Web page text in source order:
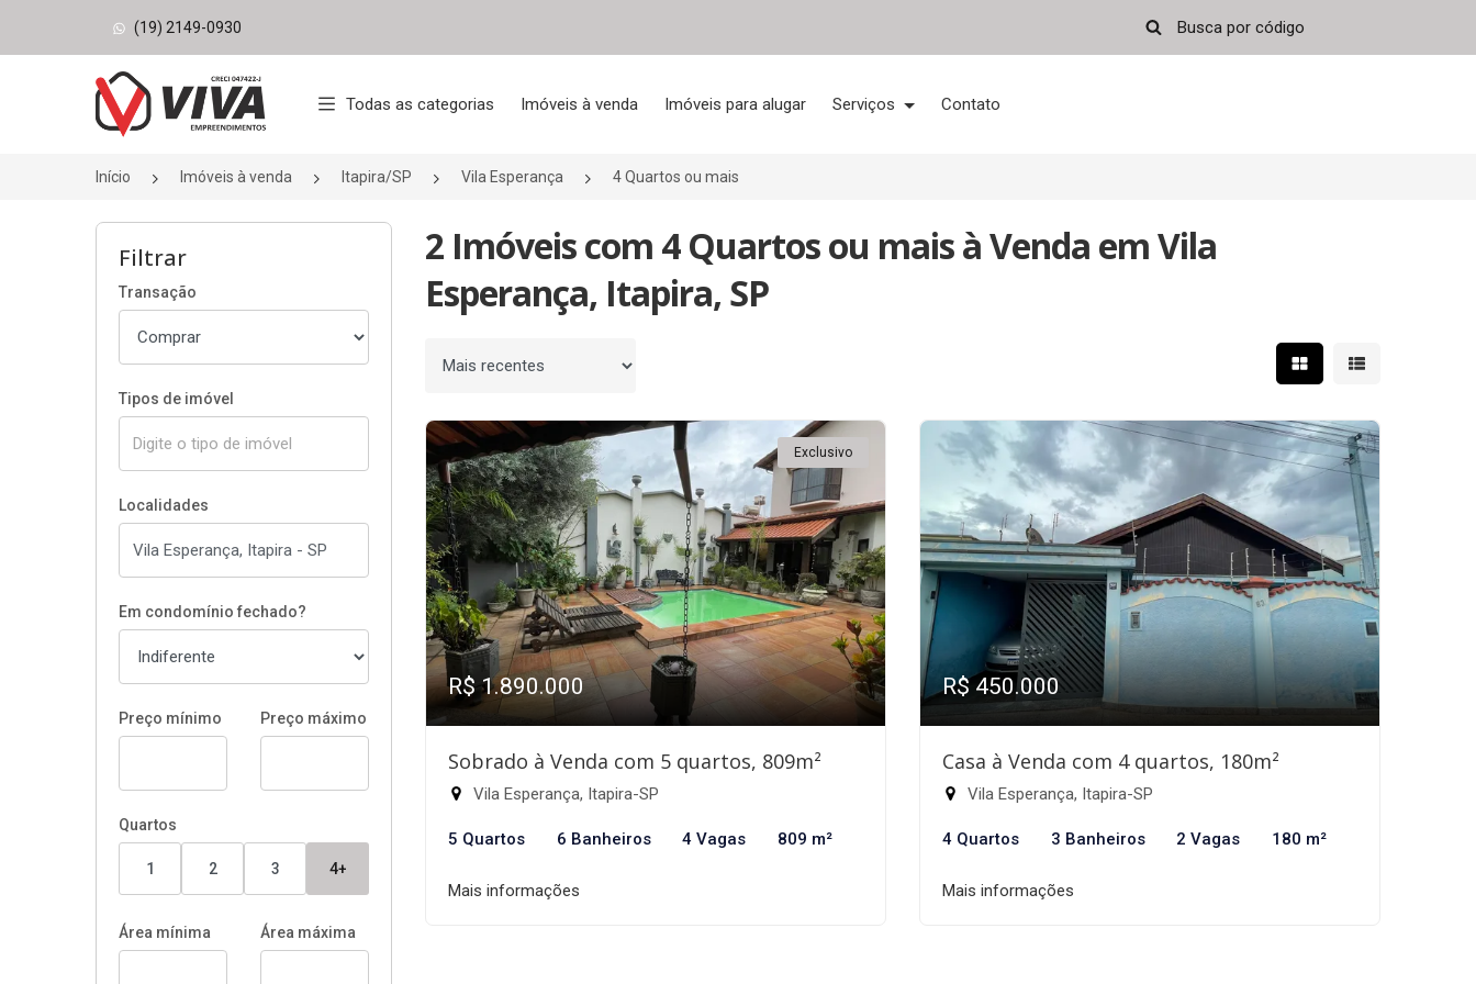
(19) 2149-0930
Página inicial
Todas as categorias Imóveis à venda Imóveis para alugar Serviços Contato
Início Imóveis à venda Itapira/SP Vila Esperança 4 Quartos ou mais
Filtrar
Transação
Tipos de imóvel
Localidades
Em condomínio fechado?
Preço mínimo Preço máximo
Quartos
1 2 3 4+
Área mínima Área máxima
2 Imóveis com 4 Quartos ou mais à Venda em Vila
Esperança, Itapira, SP
Ordenar por Mostrar resultados em
Mostrar
Exclusivo
R$ 1.890.000
Sobrado à Venda com 5 quartos, 809m²
Vila Esperança, Itapira-SP
5 Quartos 6 Banheiros 4 Vagas 809 m²
Mais informações
R$ 450.000
Casa à Venda com 4 quartos, 180m²
Vila Esperança, Itapira-SP
4 Quartos 3 Banheiros 2 Vagas 180 m²
Mais informações